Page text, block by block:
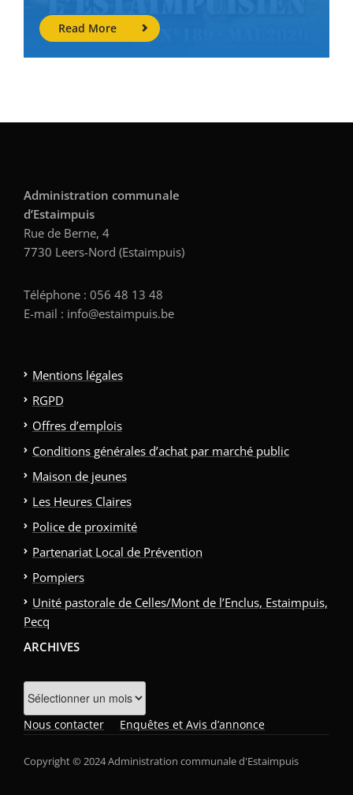
Read More
Administration communale
d’Estaimpuis
Rue de Berne, 4
7730 Leers-Nord (Estaimpuis)
Téléphone : 056 48 13 48
E-mail : info@estaimpuis.be
Mentions légales
RGPD
Offres d’emplois
Conditions générales d’achat par marché public
Maison de jeunes
Les Heures Claires
Police de proximité
Partenariat Local de Prévention
Pompiers
Unité pastorale de Celles/Mont de l’Enclus, Estaimpuis,
Pecq
ARCHIVES
Archives
Nous contacter Enquêtes et Avis d’annonce
Copyright © 2024 Administration communale d'Estaimpuis